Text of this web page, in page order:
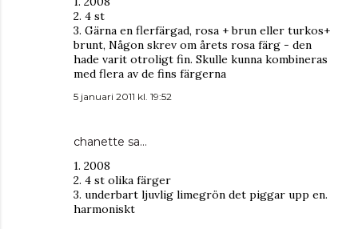
2. 4 st
3. Gärna en flerfärgad, rosa + brun eller turkos+
brunt, Någon skrev om årets rosa färg - den
hade varit otroligt fin. Skulle kunna kombineras
med flera av de fins färgerna
5 januari 2011 kl. 19:52
chanette sa…
1. 2008
2. 4 st olika färger
3. underbart ljuvlig limegrön det piggar upp en.
harmoniskt